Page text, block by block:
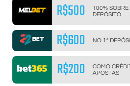
R$500
100% SOBRE
DEPÓSITO
R$600 NO 1º
R$200
COMO
APOSTAS